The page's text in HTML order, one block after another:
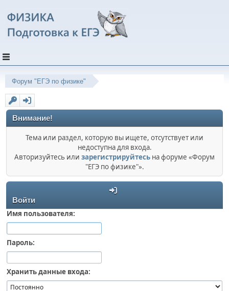
Форум "ЕГЭ по физике"
Внимание!
Тема или раздел, которую вы ищете, отсутствует или
недоступна для входа.
Авторизуйтесь или зарегистрируйтесь на форуме «Форум
"ЕГЭ по физике"».
Войти
Имя пользователя:
Пароль:
Хранить данные входа: